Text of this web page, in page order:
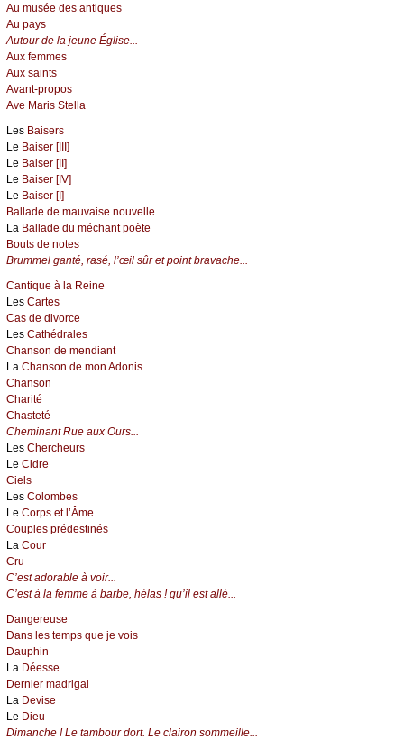
Au musée des antiques
Au pays
Autour de la jeune Église...
Aux femmes
Aux saints
Avant-propos
Ave Maris Stella
Les Baisers
Le Baiser [III]
Le Baiser [II]
Le Baiser [IV]
Le Baiser [I]
Ballade de mauvaise nouvelle
La Ballade du méchant poète
Bouts de notes
Brummel ganté, rasé, l’œil sûr et point bravache...
Cantique à la Reine
Les Cartes
Cas de divorce
Les Cathédrales
Chanson de mendiant
La Chanson de mon Adonis
Chanson
Charité
Chasteté
Cheminant Rue aux Ours...
Les Chercheurs
Le Cidre
Ciels
Les Colombes
Le Corps et l’Âme
Couples prédestinés
La Cour
Cru
C’est adorable à voir...
C’est à la femme à barbe, hélas ! qu’il est allé...
Dangereuse
Dans les temps que je vois
Dauphin
La Déesse
Dernier madrigal
La Devise
Le Dieu
Dimanche ! Le tambour dort. Le clairon sommeille...